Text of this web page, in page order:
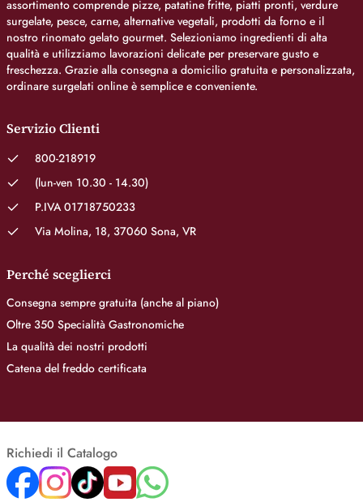
assortimento comprende pizze, patatine fritte, piatti pronti, verdure
surgelate, pesce, carne, alternative vegetali, prodotti da forno e il
nostro rinomato gelato gourmet. Selezioniamo ingredienti di alta
qualità e utilizziamo lavorazioni delicate per preservare gusto e
freschezza. Grazie alla consegna a domicilio gratuita e personalizzata,
ordinare surgelati online è semplice e conveniente.
Servizio Clienti
800-218919
(lun-ven 10.30 - 14.30)
P.IVA 01718750233
Via Molina, 18, 37060 Sona, VR
Perché sceglierci
Consegna sempre gratuita (anche al piano)
Oltre 350 Specialità Gastronomiche
La qualità dei nostri prodotti
Catena del freddo certificata
Richiedi il Catalogo